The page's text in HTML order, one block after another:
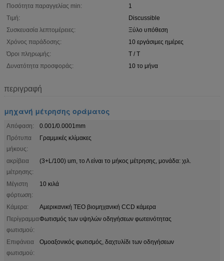
Ποσότητα παραγγελίας min:
1
Τιμή:
Discussible
Συσκευασία λεπτομέρειες:
Ξύλο υπόθεση
Χρόνος παράδοσης:
10 εργάσιμες ημέρες
Όροι πληρωμής:
T / T
Δυνατότητα προσφοράς:
10 το μήνα
περιγραφή
μηχανή μέτρησης οράματος
Απόφαση:
0.001/0.0001mm
Πρότυπα
μήκους:
Γραμμικές κλίμακες
ακρίβεια
μέτρησης:
(3+L/100) um, το Λ είναι το μήκος μέτρησης, μονάδα: χιλ.
Μέγιστη
φόρτωση:
10 κιλά
Κάμερα:
Αμερικανική TEO βιομηχανική CCD κάμερα
Περίγραμμα
φωτισμού:
Φωτισμός των υψηλών οδηγήσεων φωτεινότητας
Επιφάνεια
φωτισμού:
Ομοαξονικός φωτισμός, δαχτυλίδι των οδηγήσεων